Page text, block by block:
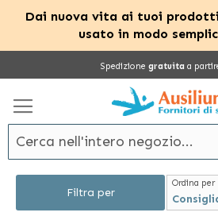
Dai nuova vita ai tuoi
usato in modo
Spedizione gratuita a
Ordina per
Filtra per